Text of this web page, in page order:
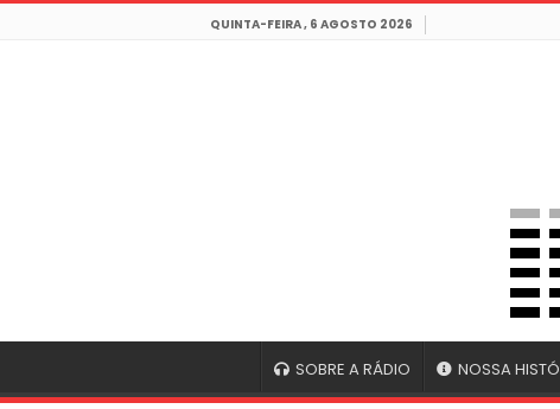
QUINTA-FEIRA , 6 AGOSTO 2026
SOBRE A RÁDIO NOSSA